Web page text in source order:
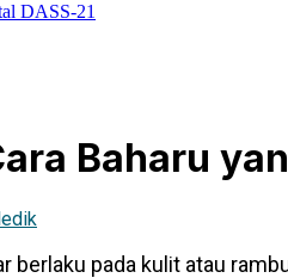
DASS-21
Baharu
berlaku pada kulit atau